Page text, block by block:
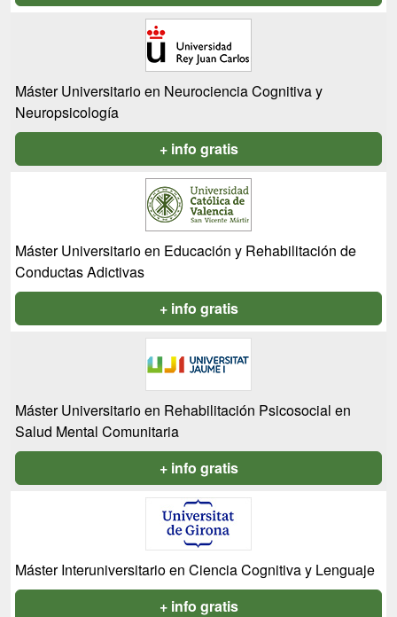
Máster Universitario en Neurociencia Cognitiva y
Neuropsicología
+ info gratis
Máster Universitario en Educación y Rehabilitación de
Conductas Adictivas
+ info gratis
Máster Universitario en Rehabilitación Psicosocial en
Salud Mental Comunitaria
+ info gratis
Máster Interuniversitario en Ciencia Cognitiva y Lenguaje
+ info gratis